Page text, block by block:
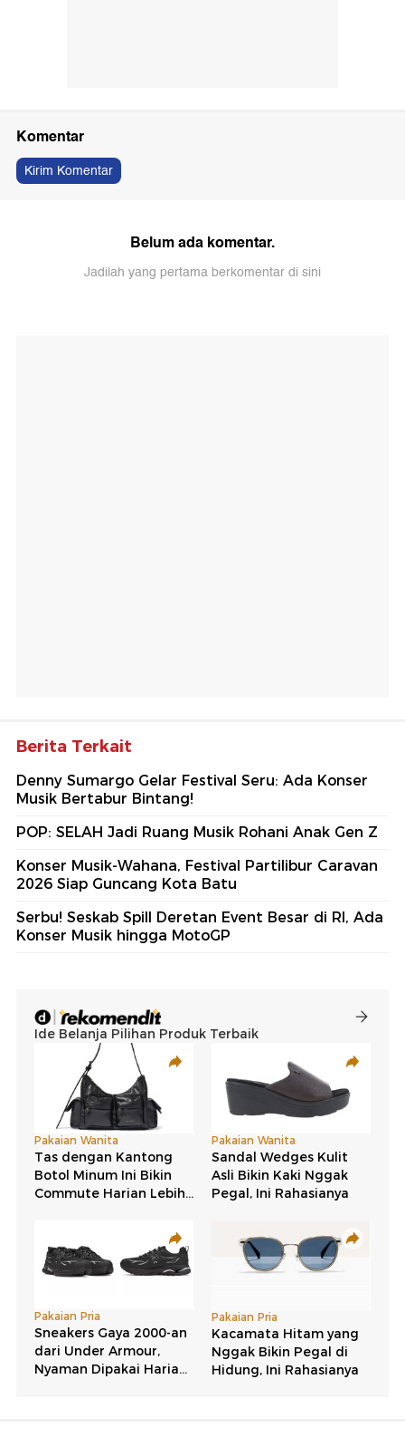
Komentar
Kirim Komentar
Belum ada komentar.
Jadilah yang pertama berkomentar di sini
Berita Terkait
Denny Sumargo Gelar Festival Seru: Ada Konser
Musik Bertabur Bintang!
POP: SELAH Jadi Ruang Musik Rohani Anak Gen Z
Konser Musik-Wahana, Festival Partilibur Caravan
2026 Siap Guncang Kota Batu
Serbu! Seskab Spill Deretan Event Besar di RI, Ada
Konser Musik hingga MotoGP